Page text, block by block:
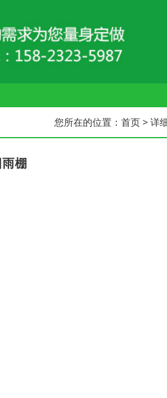
您所在的位置： 首页> 详
棚